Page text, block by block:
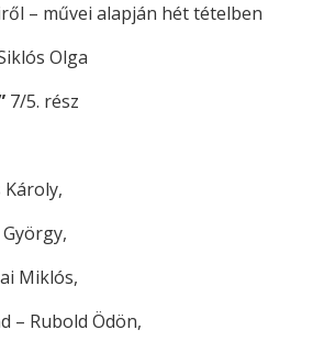
– művei alapján hét tételben
Olga
7/5. rész
Károly,
Miklós,
– Rubold Ödön,